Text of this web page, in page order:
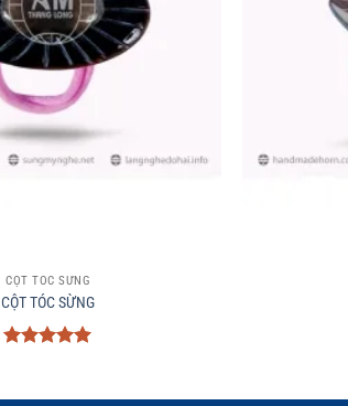
CỘT TÓC SỪNG
CỘT TÓC SỪNG
sao